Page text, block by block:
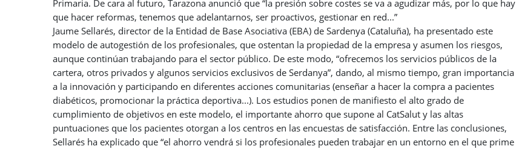
Primaria. De cara al futuro, Tarazona anunció que “la presión sobre costes se va a agudizar más, por lo que hay
que hacer reformas, tenemos que adelantarnos, ser proactivos, gestionar en red...”
Jaume Sellarés, director de la Entidad de Base Asociativa (EBA) de Sardenya (Cataluña), ha presentado este
modelo de autogestión de los profesionales, que ostentan la propiedad de la empresa y asumen los riesgos,
aunque continúan trabajando para el sector público. De este modo, “ofrecemos los servicios públicos de la
cartera, otros privados y algunos servicios exclusivos de Serdanya”, dando, al mismo tiempo, gran importancia
a la innovación y participando en diferentes acciones comunitarias (enseñar a hacer la compra a pacientes
diabéticos, promocionar la práctica deportiva...). Los estudios ponen de manifiesto el alto grado de
cumplimiento de objetivos en este modelo, el importante ahorro que supone al CatSalut y las altas
puntuaciones que los pacientes otorgan a los centros en las encuestas de satisfacción. Entre las conclusiones,
Sellarés ha explicado que “el ahorro vendrá si los profesionales pueden trabajar en un entorno en el que prime